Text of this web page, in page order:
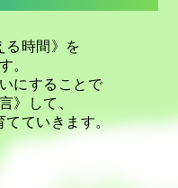
る時間》を
。
にすることで
》して、
てていきます。